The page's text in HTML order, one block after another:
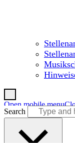
Open mobile menu
Warenkorb
Search